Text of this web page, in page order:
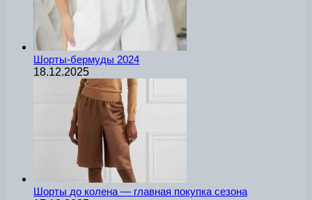
Шорты-бермуды 2024
18.12.2025
Шорты до колена — главная покупка сезона